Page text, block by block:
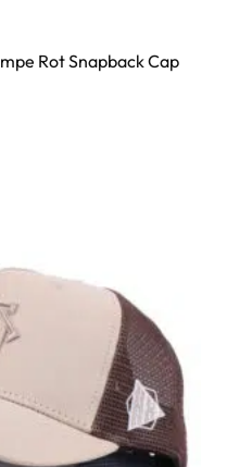
Rot Snapback Cap